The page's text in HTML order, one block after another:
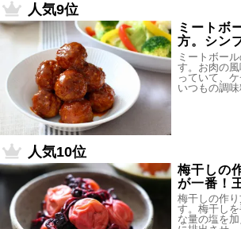
人気9位
ミートボ
方。シン
ミートボー
す。お肉の
っていて、
いつもの調
人気10位
梅干しの
が一番！
梅干しの作
す。梅干し
な量の塩を